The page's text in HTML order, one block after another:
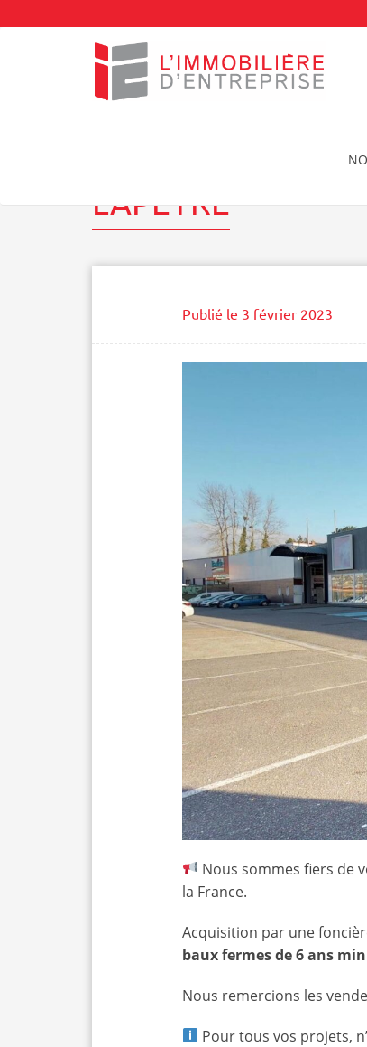
LAPEYRE
Publié le 3 février 2023
Nous sommes fiers de
la France.
Acquisition par une
baux fermes de 6 ans
Nous remercions les
Pour tous vos projets,